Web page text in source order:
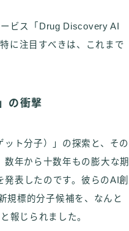
ビス「Drug Discovery AI
に注目すべきは、これまで
の衝撃
ト分子）」の探索と、その
年から十数年もの膨大な期
表したのです。彼らのAI創
規標的分子候補を、なんと
報じられました。